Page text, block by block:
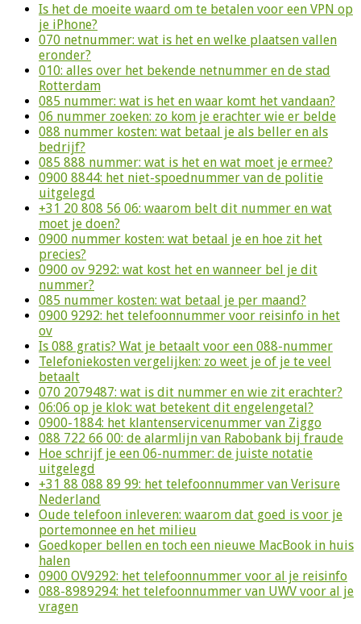
Is het de moeite waard om te betalen voor een VPN op
je iPhone?
070 netnummer: wat is het en welke plaatsen vallen
eronder?
010: alles over het bekende netnummer en de stad
Rotterdam
085 nummer: wat is het en waar komt het vandaan?
06 nummer zoeken: zo kom je erachter wie er belde
088 nummer kosten: wat betaal je als beller en als
bedrijf?
085 888 nummer: wat is het en wat moet je ermee?
0900 8844: het niet-spoednummer van de politie
uitgelegd
+31 20 808 56 06: waarom belt dit nummer en wat
moet je doen?
0900 nummer kosten: wat betaal je en hoe zit het
precies?
0900 ov 9292: wat kost het en wanneer bel je dit
nummer?
085 nummer kosten: wat betaal je per maand?
0900 9292: het telefoonnummer voor reisinfo in het
ov
Is 088 gratis? Wat je betaalt voor een 088-nummer
Telefoniekosten vergelijken: zo weet je of je te veel
betaalt
070 2079487: wat is dit nummer en wie zit erachter?
06:06 op je klok: wat betekent dit engelengetal?
0900-1884: het klantenservicenummer van Ziggo
088 722 66 00: de alarmlijn van Rabobank bij fraude
Hoe schrijf je een 06-nummer: de juiste notatie
uitgelegd
+31 88 088 89 99: het telefoonnummer van Verisure
Nederland
Oude telefoon inleveren: waarom dat goed is voor je
portemonnee en het milieu
Goedkoper bellen en toch een nieuwe MacBook in huis
halen
0900 OV9292: het telefoonnummer voor al je reisinfo
088-8989294: het telefoonnummer van UWV voor al je
vragen